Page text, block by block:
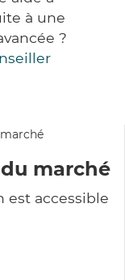
à une
?
marché
accessible